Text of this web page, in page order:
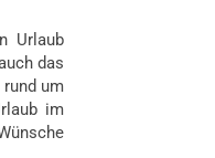
Urlaub
das
um
im